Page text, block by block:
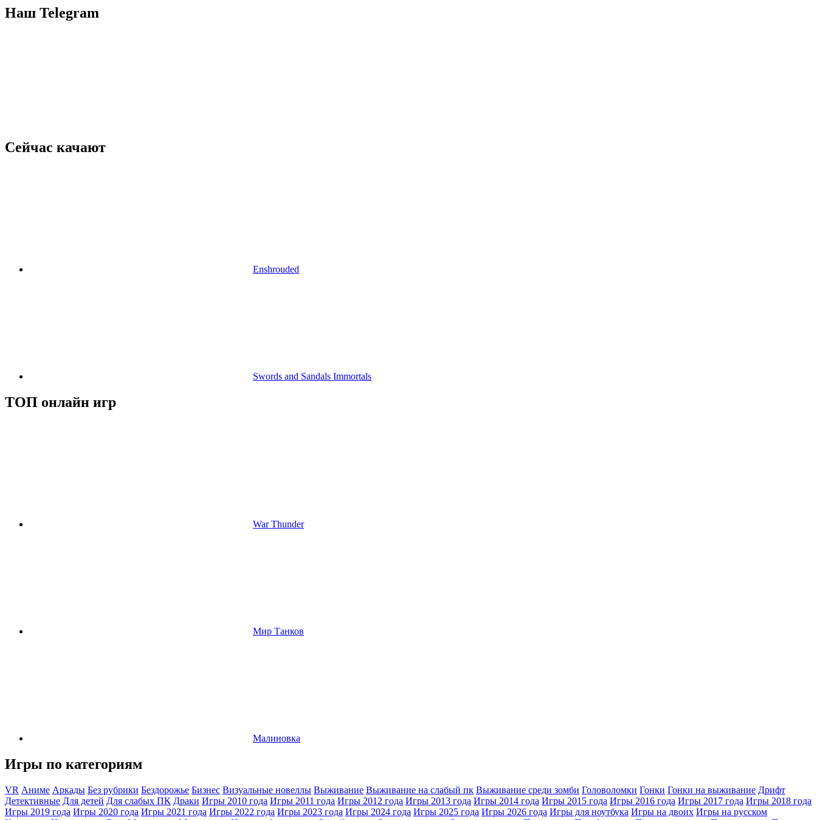
Наш Telegram
Сейчас качают
Enshrouded
Swords and Sandals Immortals
ТОП онлайн игр
War Thunder
Мир Танков
Малиновка
Игры по категориям
VR Аниме Аркады Без рубрики Бездорожье Бизнес Визуальные новеллы Выживание Выживание на слабый пк Выживание среди зомби Головоломки Гонки Гонки на выживание Дрифт
Детективные Для детей Для слабых ПК Драки Игры 2010 года Игры 2011 года Игры 2012 года Игры 2013 года Игры 2014 года Игры 2015 года Игры 2016 года Игры 2017 года Игры 2018 года
Игры 2019 года Игры 2020 года Игры 2021 года Игры 2022 года Игры 2023 года Игры 2024 года Игры 2025 года Игры 2026 года Игры для ноутбука Игры на двоих Игры на русском